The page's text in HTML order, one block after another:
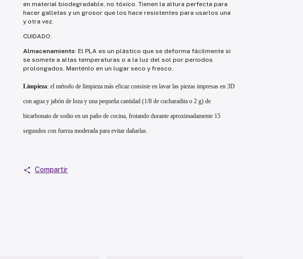
en material biodegradable, no tóxico. Tienen la altura perfecta para
hacer galletas y un grosor que los hace resistentes para usarlos una
y otra vez.
CUIDADO:
Almacenamiento: El PLA es un plástico que se deforma fácilmente si
se somete a altas temperaturas o a la luz del sol por períodos
prolongados. Manténlo en un lugar seco y fresco.
Limpieza: el método de limpieza más eficaz consiste en lavar las piezas impresas en 3D
con agua y jabón de loza y una pequeña cantidad (1/8 de cucharadita o 2 g) de
bicarbonato de sodio en un paño de cocina, frotando durante aproximadamente 15
segundos con fuerza moderada para evitar dañarlas.
Compartir